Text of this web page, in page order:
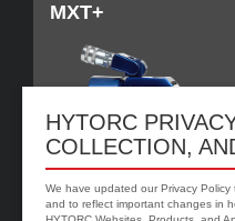
HYTORC
COLLECTION,
We have updated our Privacy
and to reflect important changes in
MXT+